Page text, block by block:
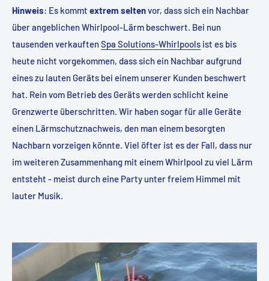
Hinweis: Es kommt extrem seltenvor, dass sich ein Nachbar
über angeblichen Whirlpool-Lärm beschwert. Bei nun
tausenden verkauftenSpa Solutions-Whirlpools ist es bis
heute nicht vorgekommen, dass sich ein Nachbar aufgrund
eines zu lauten Geräts bei einem unserer Kunden beschwert
hat. Rein vom Betrieb des Geräts werden schlicht keine
Grenzwerte überschritten. Wir haben sogar für alle Geräte
einen Lärmschutznachweis, den man einem besorgten
Nachbarn vorzeigen könnte. Viel öfter ist es der Fall, dass nur
im weiteren Zusammenhang mit einem Whirlpool zu viel Lärm
entsteht - meist durch eine Party unter freiem Himmel mit
lauter Musik.